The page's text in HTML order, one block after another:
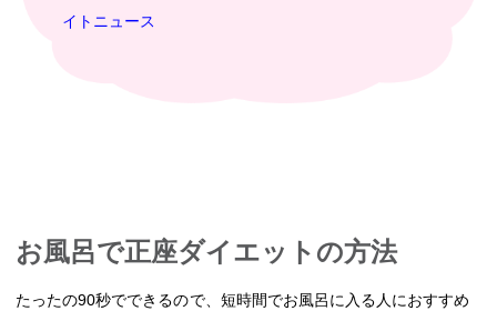
イトニュース
お風呂で正座ダイエットの方法
たったの90秒でできるので、短時間でお風呂に入る人におすすめ